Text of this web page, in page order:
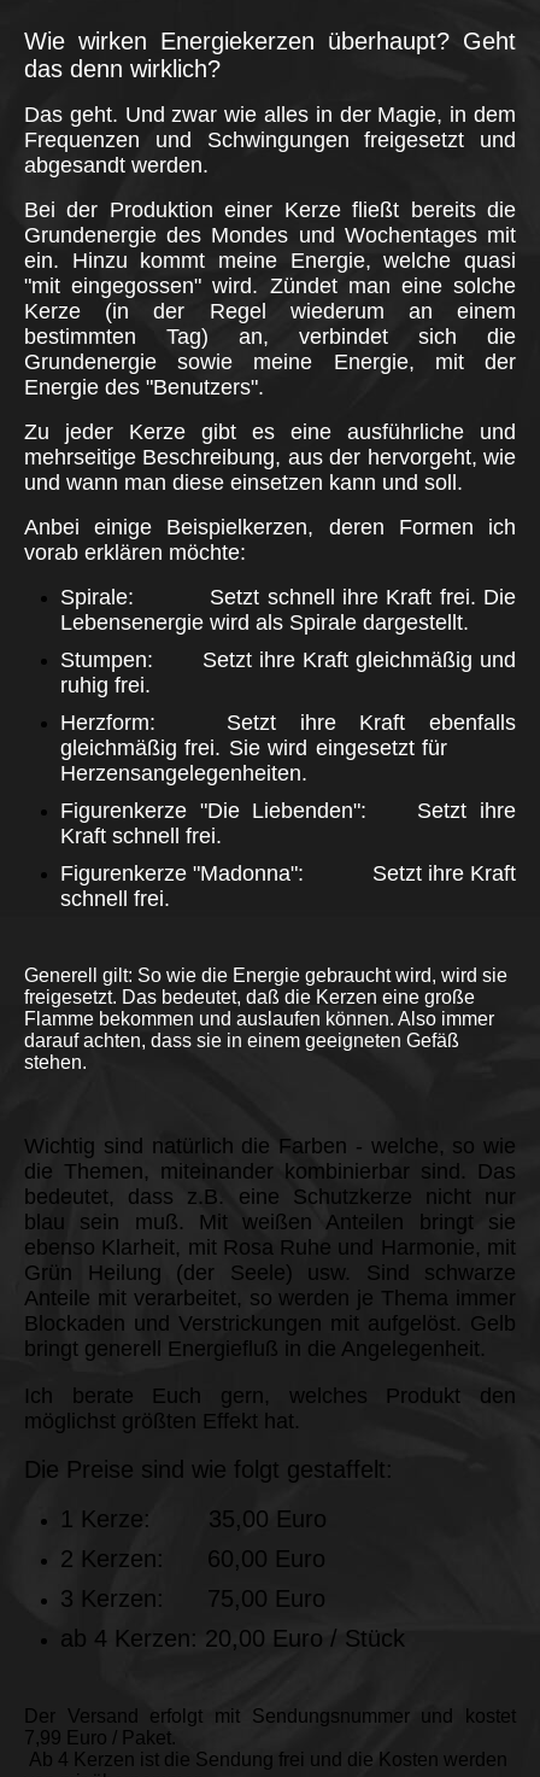
Wie wirken Energiekerzen überhaupt? Geht
das denn wirklich?
Das geht. Und zwar wie alles in der Magie, in dem
Frequenzen und Schwingungen freigesetzt und
abgesandt werden.
Bei der Produktion einer Kerze fließt bereits die
Grundenergie des Mondes und Wochentages mit
ein. Hinzu kommt meine Energie, welche quasi
"mit eingegossen" wird. Zündet man eine solche
Kerze (in der Regel wiederum an einem
bestimmten Tag) an, verbindet sich die
Grundenergie sowie meine Energie, mit der
Energie des "Benutzers".
Zu jeder Kerze gibt es eine ausführliche und
mehrseitige Beschreibung, aus der hervorgeht, wie
und wann man diese einsetzen kann und soll.
Anbei einige Beispielkerzen, deren Formen ich
vorab erklären möchte:
Spirale: Setzt schnell ihre Kraft frei. Die
Lebensenergie wird als Spirale dargestellt.
Stumpen: Setzt ihre Kraft gleichmäßig und
ruhig frei.
Herzform: Setzt ihre Kraft ebenfalls
gleichmäßig frei. Sie wird eingesetzt für
Herzensangelegenheiten.
Figurenkerze "Die Liebenden": Setzt ihre
Kraft schnell frei.
Figurenkerze "Madonna": Setzt ihre Kraft
schnell frei.
Generell gilt: So wie die Energie gebraucht wird, wird sie
freigesetzt. Das bedeutet, daß die Kerzen eine große
Flamme bekommen und auslaufen können. Also immer
darauf achten, dass sie in einem geeigneten Gefäß
stehen.
Wichtig sind natürlich die Farben - welche, so wie
die Themen, miteinander kombinierbar sind. Das
bedeutet, dass z.B. eine Schutzkerze nicht nur
blau sein muß. Mit weißen Anteilen bringt sie
ebenso Klarheit, mit Rosa Ruhe und Harmonie, mit
Grün Heilung (der Seele) usw. Sind schwarze
Anteile mit verarbeitet, so werden je Thema immer
Blockaden und Verstrickungen mit aufgelöst. Gelb
bringt generell Energiefluß in die Angelegenheit.
Ich berate Euch gern, welches Produkt den
möglichst größten Effekt hat.
Die Preise sind wie folgt gestaffelt:
1 Kerze: 35,00 Euro
2 Kerzen: 60,00 Euro
3 Kerzen: 75,00 Euro
ab 4 Kerzen: 20,00 Euro / Stück
Der Versand erfolgt mit Sendungsnummer und kostet
7,99 Euro / Paket.
Ab 4 Kerzen ist die Sendung frei und die Kosten werden